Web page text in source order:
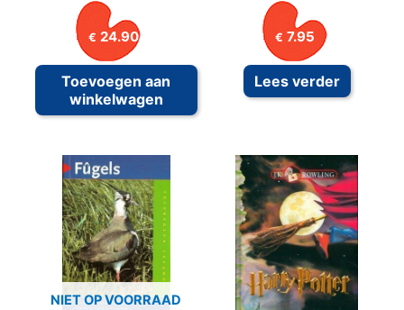
€ 24.90
Toevoegen aan
winkelwagen
€ 7.95
Lees verder
NIET OP VOORRAAD